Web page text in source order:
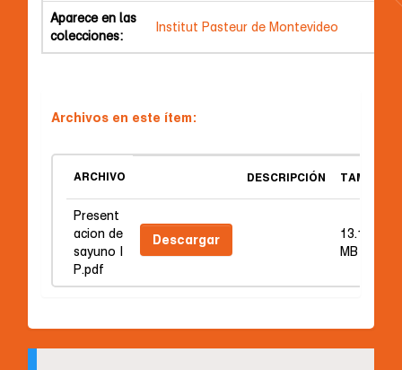
Aparece en las
colecciones:
Institut Pasteur de Montevideo
Archivos en este ítem:
ARCHIVO DESCRIPCIÓN TAMAÑO
Present
acion de
sayuno I
P.pdf
Descargar
13.18
MB